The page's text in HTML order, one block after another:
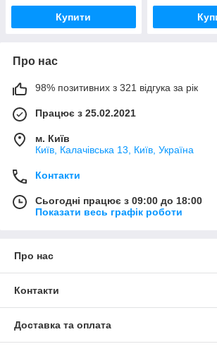
Купити
Про нас
98% позитивних з 321 відгука за рік
Працює з 25.02.2021
м. Київ
Київ, Калачівська 13, Київ, Україна
Контакти
Сьогодні працює з 09:00 до 18:00
Показати весь графік роботи
Про нас
Контакти
Доставка та оплата